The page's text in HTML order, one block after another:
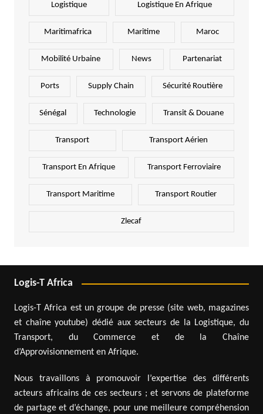
Logistique Logistique En Afrique
Maritimafrica Maritime Maroc
Mobilité Urbaine News Partenariat
Ports Supply Chain Sécurité Routière
Sénégal Technologie Transit & Douane
Transport Transport Aérien
Transport En Afrique Transport Ferroviaire
Transport Maritime Transport Routier
Zlecaf
Logis-T Africa
Logis-T Africa est un groupe de presse (site web, magazines
et chaîne youtube) dédié aux secteurs de la Logistique, du
Transport, du Commerce et de la Chaîne
d’Approvisionnement en Afrique.
Nous travaillons à promouvoir l’expertise des différents
acteurs africains de ces secteurs ; et servons de plateforme
de partage et d’échange, pour une meilleure compréhension